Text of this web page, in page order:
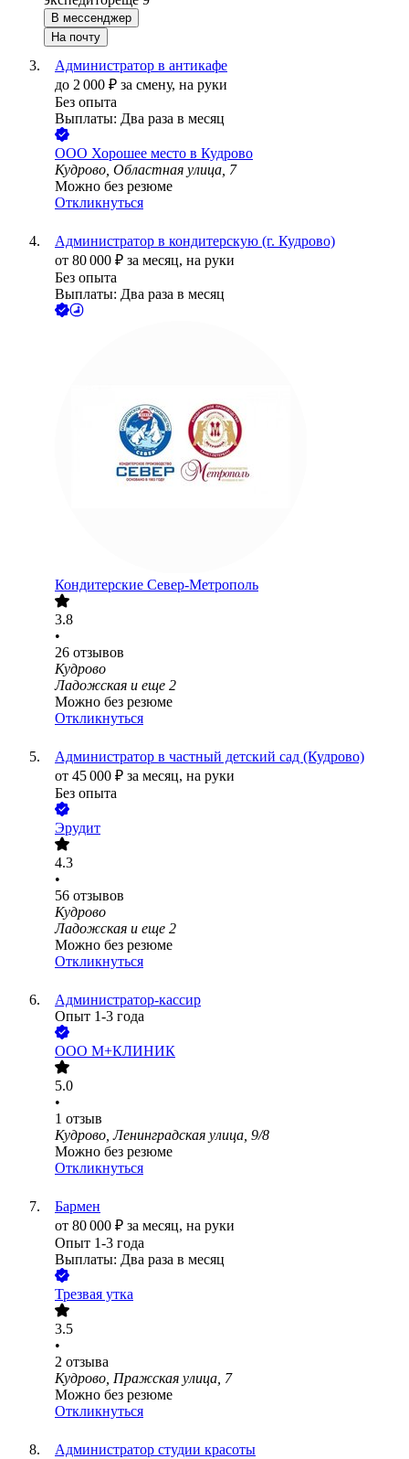
В мессенджер
На почту
Администратор в антикафе
до 2 000 ₽ за смену, на руки
Без опыта
Выплаты: Два раза в месяц
ООО Хорошее место в Кудрово
Кудрово, Областная улица, 7
Можно без резюме
Откликнуться
Администратор в кондитерскую (г. Кудрово)
от 80 000 ₽ за месяц, на руки
Без опыта
Выплаты: Два раза в месяц
Кондитерские Север-Метрополь
3.8
•
26 отзывов
Кудрово
Ладожская и еще 2
Можно без резюме
Откликнуться
Администратор в частный детский сад (Кудрово)
от 45 000 ₽ за месяц, на руки
Без опыта
Эрудит
4.3
•
56 отзывов
Кудрово
Ладожская и еще 2
Можно без резюме
Откликнуться
Администратор-кассир
Опыт 1-3 года
ООО М+КЛИНИК
5.0
•
1 отзыв
Кудрово, Ленинградская улица, 9/8
Можно без резюме
Откликнуться
Бармен
от 80 000 ₽ за месяц, на руки
Опыт 1-3 года
Выплаты: Два раза в месяц
Трезвая утка
3.5
•
2 отзыва
Кудрово, Пражская улица, 7
Можно без резюме
Откликнуться
Администратор студии красоты